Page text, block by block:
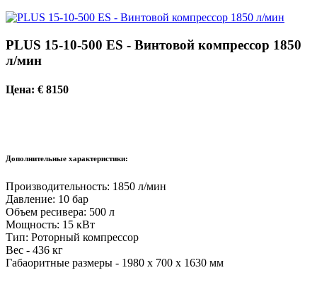
PLUS 15-10-500 ES - Винтовой компрессор 1850
л/мин
Цена: € 8150
Дополнительные характеристики:
Производительность: 1850 л/мин
Давление: 10 бар
Объем ресивера: 500 л
Мощность: 15 кВт
Тип: Роторный компрессор
Вес - 436 кг
Габаоритные размеры - 1980 x 700 x 1630 мм